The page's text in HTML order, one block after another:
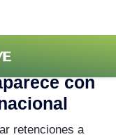
con
retenciones a